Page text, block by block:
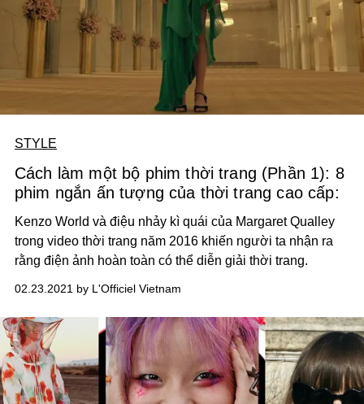
STYLE
Cách làm một bộ phim thời trang (Phần 1): 8
phim ngắn ấn tượng của thời trang cao cấp:
Kenzo World và điệu nhảy kì quái của Margaret Qualley
trong video thời trang năm 2016 khiến người ta nhận ra
rằng điện ảnh hoàn toàn có thể diễn giải thời trang.
02.23.2021 by L'Officiel Vietnam